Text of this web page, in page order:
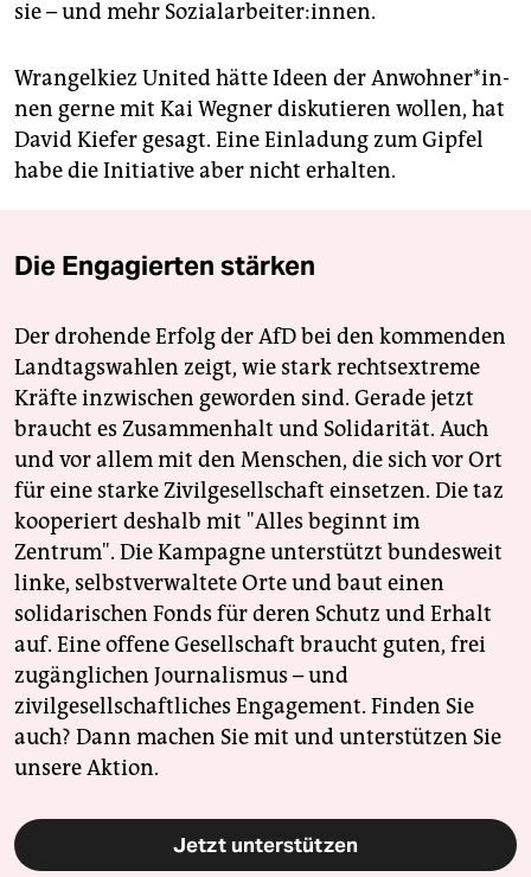
sie – und mehr Sozialarbeiter:innen.
Wrangelkiez United hätte Ideen der An­woh­ne­r*in­
nen gerne mit Kai Wegner diskutieren wollen, hat
David Kiefer gesagt. Eine Einladung zum Gipfel
habe die Initiative aber nicht erhalten.
Die Engagierten stärken
Der drohende Erfolg der AfD bei den kommenden
Landtagswahlen zeigt, wie stark rechtsextreme
Kräfte inzwischen geworden sind. Gerade jetzt
braucht es Zusammenhalt und Solidarität. Auch
und vor allem mit den Menschen, die sich vor Ort
für eine starke Zivilgesellschaft einsetzen. Die taz
kooperiert deshalb mit "Alles beginnt im
Zentrum". Die Kampagne unterstützt bundesweit
linke, selbstverwaltete Orte und baut einen
solidarischen Fonds für deren Schutz und Erhalt
auf. Eine offene Gesellschaft braucht guten, frei
zugänglichen Journalismus – und
zivilgesellschaftliches Engagement. Finden Sie
auch? Dann machen Sie mit und unterstützen Sie
unsere Aktion.
Jetzt unterstützen